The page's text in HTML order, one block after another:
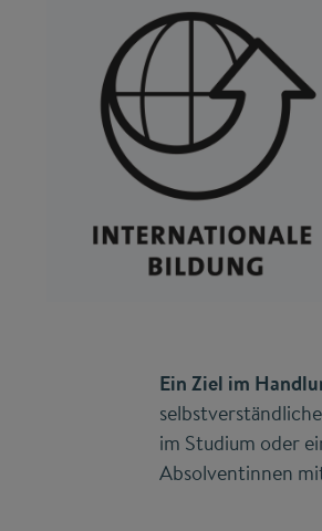
Ein Ziel im
im Studium oder
Absolventinnen